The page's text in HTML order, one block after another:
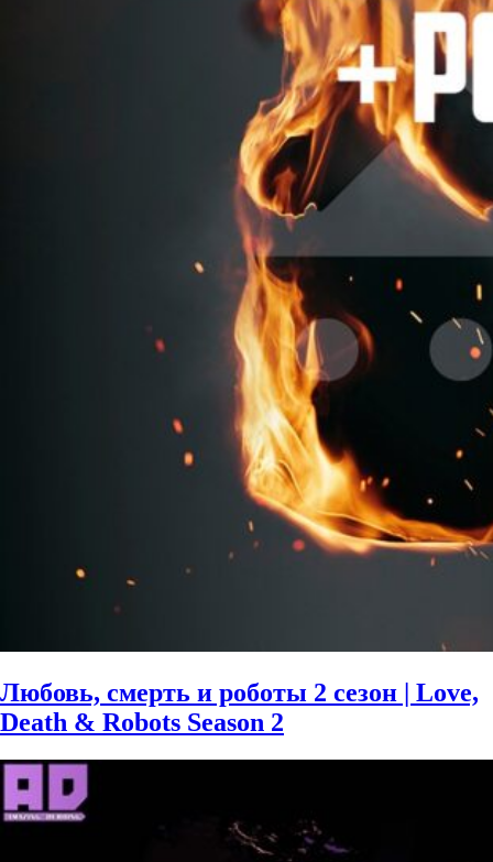
Любовь, смерть и роботы 2 сезон | Love,
Death & Robots Season 2